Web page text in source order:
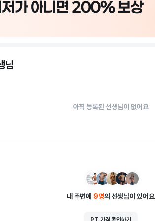
님
아직 등록된 선생님이 없어요
내 주변에 9명의 선생님이 있어요
PT 가격 확인하기